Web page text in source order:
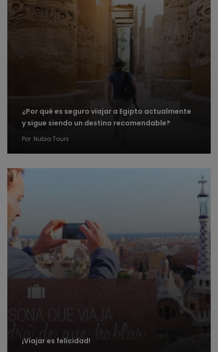
¿Por qué es seguro viajar a Egipto actualmente
y sigue siendo un destino recomendable?
Por Nubia Tours
¡Viajar es felicidad!